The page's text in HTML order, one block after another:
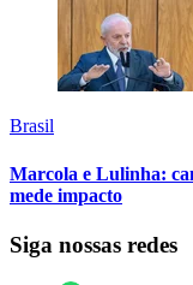
Brasil
Marcola e Lulinha:
mede impacto
Siga nossas redes